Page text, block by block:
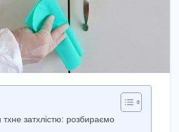
затхлістю: розбираємо